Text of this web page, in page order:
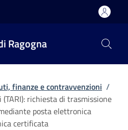
Ragogna
finanze e contravvenzioni /
richiesta di trasmissione
posta elettronica
certificata